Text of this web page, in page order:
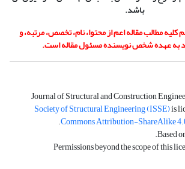
باشد.
مطالب مقاله اعم از محتوا، نام، تخصص، مرتبه، و
به عهده شخص نویسنده مسئول مقاله است.
Journal of Structural and Construction
Society of Structural Engineering (ISSE)is
Commons Attribution-ShareAlike
.
Based
.
Permissions beyond the scope of this